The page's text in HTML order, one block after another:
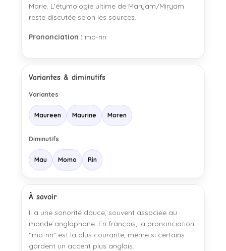
Marie. L’étymologie ultime de Maryam/Miryam
reste discutée selon les sources.
Prononciation : mo-rin
Variantes & diminutifs
Variantes
Maureen Maurine Moren
Diminutifs
Mau Momo Rin
À savoir
Il a une sonorité douce, souvent associée au
monde anglophone. En français, la prononciation
“mo-rin” est la plus courante, même si certains
gardent un accent plus anglais.